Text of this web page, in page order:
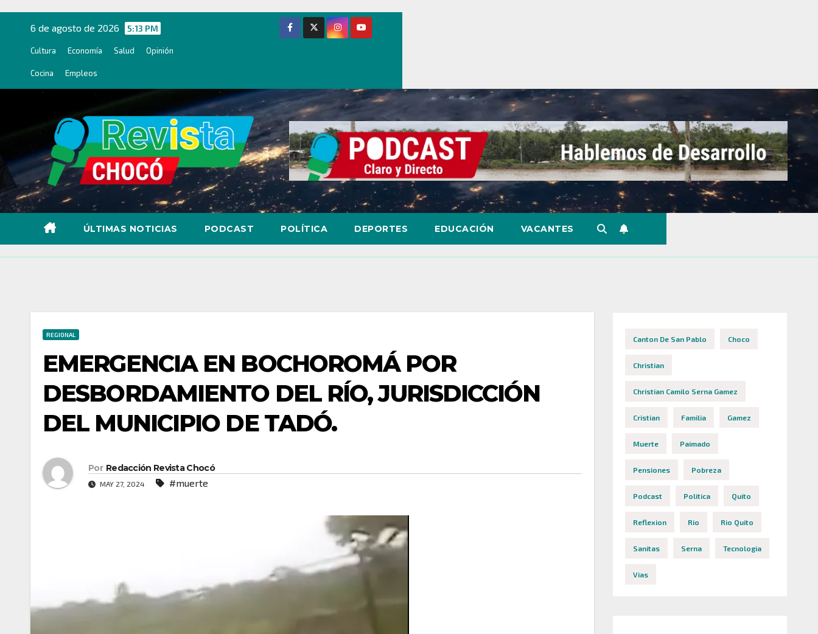
contenido
6 de agosto de 2026 5:13 PM
Cultura Economía Salud Opinión
Cocina Empleos
ÚLTIMAS NOTICIAS PODCAST POLÍTICA DEPORTES EDUCACIÓN VACANTES
REGIONAL
EMERGENCIA EN BOCHOROMÁ POR
DESBORDAMIENTO DEL RÍO, JURISDICCIÓN
DEL MUNICIPIO DE TADÓ.
Por Redacción Revista Chocó
MAY 27, 2024 #muerte
Canton De San Pablo Choco
Christian
Christian Camilo Serna Gamez
Cristian Familia Gamez
Muerte Paimado
Pensiones Pobreza
Podcast Politica Quito
Reflexion Rio Rio Quito
Sanitas Serna Tecnologia
Vias